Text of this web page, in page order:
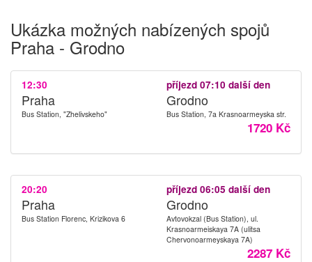
Ukázka možných nabízených spojů
Praha - Grodno
12:30
Praha
Bus Station, "Zhelivskeho"
příjezd 07:10 další den
Grodno
Bus Station, 7a Krasnoarmeyska str.
1720 Kč
20:20
Praha
Bus Station Florenc, Krizikova 6
příjezd 06:05 další den
Grodno
Avtovokzal (Bus Station), ul.
Krasnoarmeiskaya 7A (ulitsa
Chervonoarmeyskaya 7A)
2287 Kč